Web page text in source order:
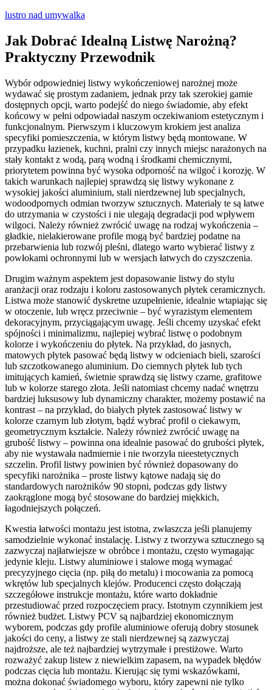
lustro nad umywalka
Jak Dobrać Idealną Listwę Narożną?
Praktyczny Przewodnik
Wybór odpowiedniej listwy wykończeniowej narożnej może
wydawać się prostym zadaniem, jednak przy tak szerokiej gamie
dostępnych opcji, warto podejść do niego świadomie, aby efekt
końcowy w pełni odpowiadał naszym oczekiwaniom estetycznym i
funkcjonalnym. Pierwszym i kluczowym krokiem jest analiza
specyfiki pomieszczenia, w którym listwy będą montowane. W
przypadku łazienek, kuchni, pralni czy innych miejsc narażonych na
stały kontakt z wodą, parą wodną i środkami chemicznymi,
priorytetem powinna być wysoka odporność na wilgoć i korozję. W
takich warunkach najlepiej sprawdzą się listwy wykonane z
wysokiej jakości aluminium, stali nierdzewnej lub specjalnych,
wodoodpornych odmian tworzyw sztucznych. Materiały te są łatwe
do utrzymania w czystości i nie ulegają degradacji pod wpływem
wilgoci. Należy również zwrócić uwagę na rodzaj wykończenia –
gładkie, nielakierowane profile mogą być bardziej podatne na
przebarwienia lub rozwój pleśni, dlatego warto wybierać listwy z
powłokami ochronnymi lub w wersjach łatwych do czyszczenia.
Drugim ważnym aspektem jest dopasowanie listwy do stylu
aranżacji oraz rodzaju i koloru zastosowanych płytek ceramicznych.
Listwa może stanowić dyskretne uzupełnienie, idealnie wtapiając się
w otoczenie, lub wręcz przeciwnie – być wyrazistym elementem
dekoracyjnym, przyciągającym uwagę. Jeśli chcemy uzyskać efekt
spójności i minimalizmu, najlepiej wybrać listwę o podobnym
kolorze i wykończeniu do płytek. Na przykład, do jasnych,
matowych płytek pasować będą listwy w odcieniach bieli, szarości
lub szczotkowanego aluminium. Do ciemnych płytek lub tych
imitujących kamień, świetnie sprawdzą się listwy czarne, grafitowe
lub w kolorze starego złota. Jeśli natomiast chcemy nadać wnętrzu
bardziej luksusowy lub dynamiczny charakter, możemy postawić na
kontrast – na przykład, do białych płytek zastosować listwy w
kolorze czarnym lub złotym, bądź wybrać profil o ciekawym,
geometrycznym kształcie. Należy również zwrócić uwagę na
grubość listwy – powinna ona idealnie pasować do grubości płytek,
aby nie wystawała nadmiernie i nie tworzyła nieestetycznych
szczelin. Profil listwy powinien być również dopasowany do
specyfiki narożnika – proste listwy kątowe nadają się do
standardowych narożników 90 stopni, podczas gdy listwy
zaokrąglone mogą być stosowane do bardziej miękkich,
łagodniejszych połączeń.
Kwestia łatwości montażu jest istotna, zwłaszcza jeśli planujemy
samodzielnie wykonać instalację. Listwy z tworzywa sztucznego są
zazwyczaj najłatwiejsze w obróbce i montażu, często wymagając
jedynie kleju. Listwy aluminiowe i stalowe mogą wymagać
precyzyjnego cięcia (np. piłą do metalu) i mocowania za pomocą
wkrętów lub specjalnych klejów. Producenci często dołączają
szczegółowe instrukcje montażu, które warto dokładnie
przestudiować przed rozpoczęciem pracy. Istotnym czynnikiem jest
również budżet. Listwy PCV są najbardziej ekonomicznym
wyborem, podczas gdy profile aluminiowe oferują dobry stosunek
jakości do ceny, a listwy ze stali nierdzewnej są zazwyczaj
najdroższe, ale też najbardziej wytrzymałe i prestiżowe. Warto
rozważyć zakup listew z niewielkim zapasem, na wypadek błędów
podczas cięcia lub montażu. Kierując się tymi wskazówkami,
można dokonać świadomego wyboru, który zapewni nie tylko